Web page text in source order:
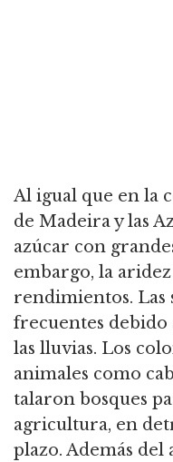
Al igual que en la
de Madeira y las
azúcar con
embargo, la
rendimientos. Las
frecuentes
las lluvias. Los
animales como
talaron bosques
agricultura, en
plazo. Además del